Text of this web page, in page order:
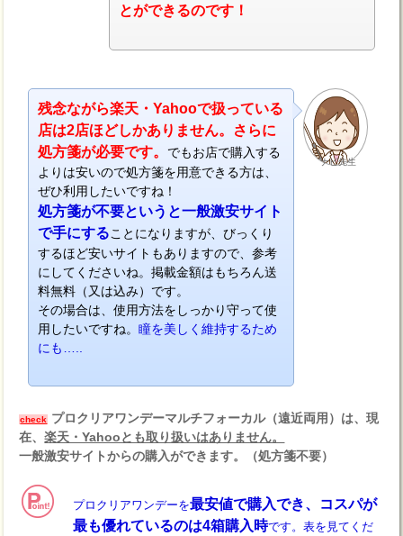
とができるのです！
ナビ先生
残念ながら楽天・Yahooで扱っている
店は2店ほどしかありません。さらに
処方箋が必要です。 でもお店で購入する
よりは安いので処方箋を用意できる方は、
ぜひ利用したいですね！
処方箋が不要というと一般激安サイト
で手にすることになりますが、びっくり
するほど安いサイトもありますので、参考
にしてくださいね。掲載金額はもちろん送
料無料（又は込み）です。
その場合は、使用方法をしっかり守って使
用したいですね。瞳を美しく維持するため
にも…..
check
プロクリアワンデーマルチフォーカル（遠近両用）は、現
在、楽天・Yahooとも取り扱いはありません。
一般激安サイトからの購入ができます。（処方箋不要）
プロクリアワンデーを最安値で購入でき、コスパが
最も優れているのは4箱購入時です。表を見てくだ